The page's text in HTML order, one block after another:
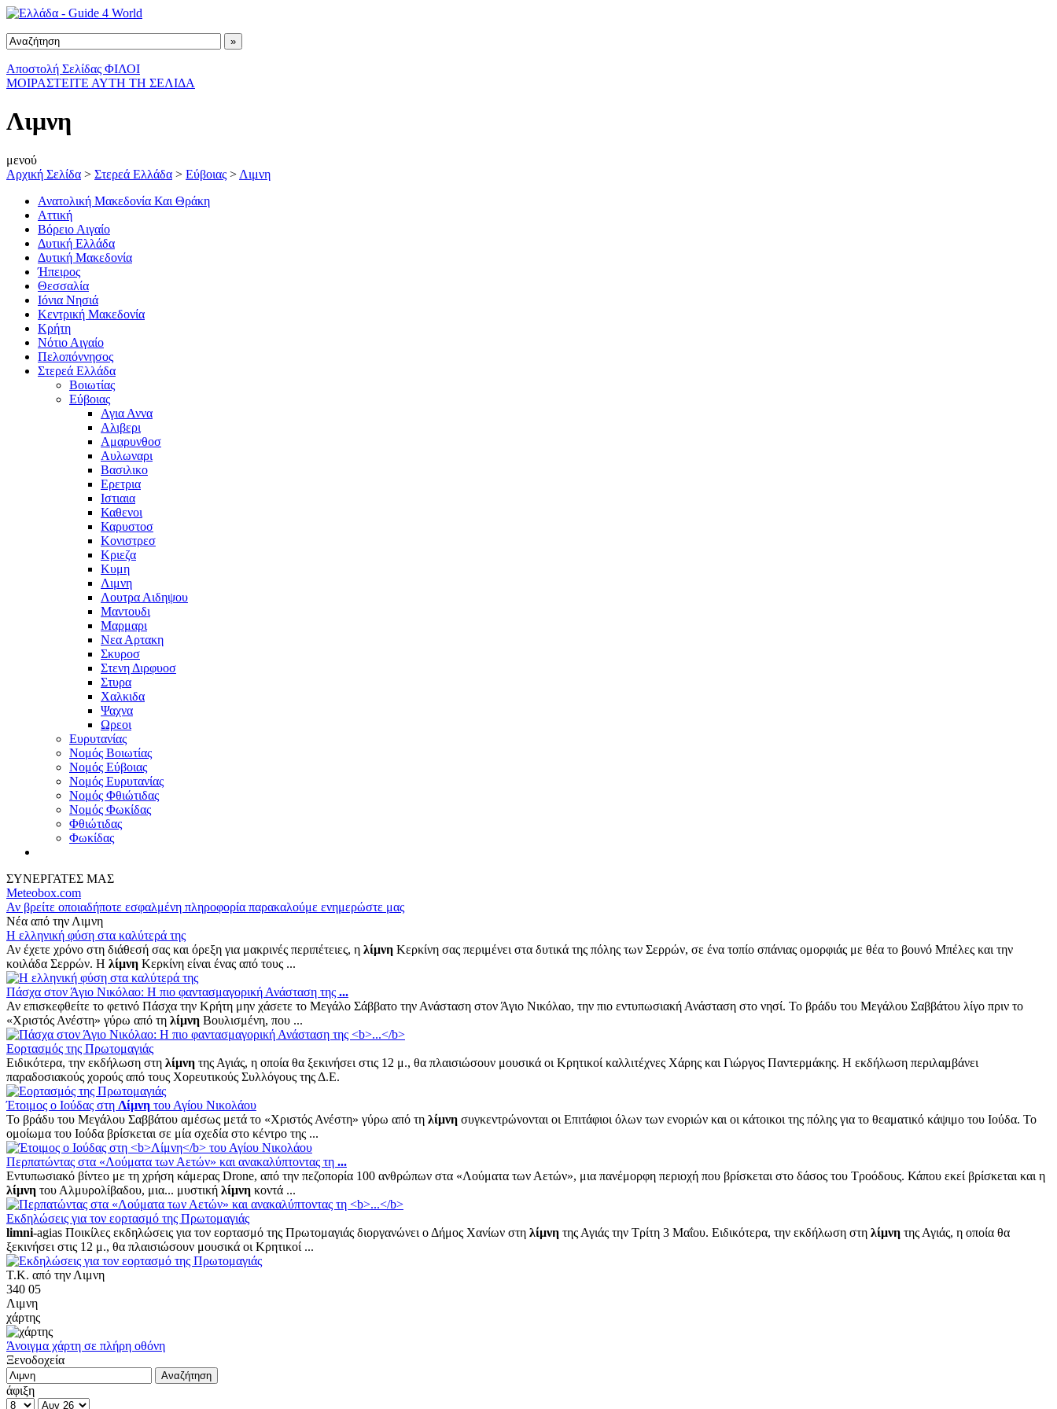
Αποστολή Σελίδας ΦΙΛΟΙ
ΜΟΙΡΑΣΤΕΙΤΕ ΑΥΤΗ ΤΗ ΣΕΛΙΔΑ
Λιμνη
μενού
Αρχική Σελίδα > Στερεά Ελλάδα > Εύβοιας > Λιμνη
Ανατολική Μακεδονία Και Θράκη
Αττική
Βόρειο Αιγαίο
Δυτική Ελλάδα
Δυτική Μακεδονία
Ήπειρος
Θεσσαλία
Ιόνια Νησιά
Κεντρική Μακεδονία
Κρήτη
Νότιο Αιγαίο
Πελοπόννησος
Στερεά Ελλάδα
Βοιωτίας
Εύβοιας
Αγια Αννα
Αλιβερι
Αμαρυνθοσ
Αυλωναρι
Βασιλικο
Ερετρια
Ιστιαια
Καθενοι
Καρυστοσ
Κονιστρεσ
Κριεζα
Κυμη
Λιμνη
Λουτρα Αιδηψου
Μαντουδι
Μαρμαρι
Νεα Αρτακη
Σκυροσ
Στενη Διρφυοσ
Στυρα
Χαλκιδα
Ψαχνα
Ωρεοι
Ευρυτανίας
Νομός Βοιωτίας
Νομός Εύβοιας
Νομός Ευρυτανίας
Νομός Φθιώτιδας
Νομός Φωκίδας
Φθιώτιδας
Φωκίδας
ΣΥΝΕΡΓΑΤΕΣ ΜΑΣ
Meteobox.com
Αν βρείτε οποιαδήποτε εσφαλμένη πληροφορία παρακαλούμε ενημερώστε μας
Νέα από την Λιμνη
Η ελληνική φύση στα καλύτερά της
Αν έχετε χρόνο στη διάθεσή σας και όρεξη για μακρινές περιπέτειες, η λίμνη Κερκίνη σας περιμένει στα δυτικά της πόλης των Σερρών, σε ένα τοπίο σπάνιας ομορφιάς με θέα το βουνό Μπέλες και την
κοιλάδα Σερρών. Η λίμνη Κερκίνη είναι ένας από τους ...
Πάσχα στον Άγιο Νικόλαο: Η πιο φαντασμαγορική Ανάσταση της ...
Αν επισκεφθείτε το φετινό Πάσχα την Κρήτη μην χάσετε το Μεγάλο Σάββατο την Ανάσταση στον Άγιο Νικόλαο, την πιο εντυπωσιακή Ανάσταση στο νησί. Το βράδυ του Μεγάλου Σαββάτου λίγο πριν το
«Χριστός Ανέστη» γύρω από τη λίμνη Βουλισμένη, που ...
Εορτασμός της Πρωτομαγιάς
Eιδικότερα, την εκδήλωση στη λίμνη της Αγιάς, η οποία θα ξεκινήσει στις 12 μ., θα πλαισιώσουν μουσικά οι Κρητικοί καλλιτέχνες Χάρης και Γιώργος Παντερμάκης. Η εκδήλωση περιλαμβάνει
παραδοσιακούς χορούς από τους Χορευτικούς Συλλόγους της Δ.Ε.
Έτοιμος ο Ιούδας στη Λίμνη του Αγίου Νικολάου
Το βράδυ του Μεγάλου Σαββάτου αμέσως μετά το «Χριστός Ανέστη» γύρω από τη λίμνη συγκεντρώνονται οι Επιτάφιοι όλων των ενοριών και οι κάτοικοι της πόλης για το θεαματικό κάψιμο του Ιούδα. Το
ομοίωμα του Ιούδα βρίσκεται σε μία σχεδία στο κέντρο της ...
Περπατώντας στα «Λούματα των Αετών» και ανακαλύπτοντας τη ...
Εντυπωσιακό βίντεο με τη χρήση κάμερας Drone, από την πεζοπορία 100 ανθρώπων στα «Λούματα των Αετών», μια πανέμορφη περιοχή που βρίσκεται στο δάσος του Τροόδους. Κάπου εκεί βρίσκεται και η
λίμνη του Αλμυρολίβαδου, μια... μυστική λίμνη κοντά ...
Εκδηλώσεις για τον εορτασμό της Πρωτομαγιάς
limni-agias Ποικίλες εκδηλώσεις για τον εορτασμό της Πρωτομαγιάς διοργανώνει ο Δήμος Χανίων στη λίμνη της Αγιάς την Τρίτη 3 Μαΐου. Eιδικότερα, την εκδήλωση στη λίμνη της Αγιάς, η οποία θα
ξεκινήσει στις 12 μ., θα πλαισιώσουν μουσικά οι Κρητικοί ...
Τ.Κ. από την Λιμνη
340 05
Λιμνη
χάρτης
Άνοιγμα χάρτη σε πλήρη οθόνη
Ξενοδοχεία
άφιξη